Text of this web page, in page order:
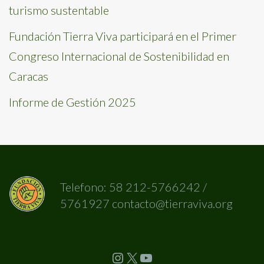
turismo sustentable
Fundación Tierra Viva participará en el Primer
Congreso Internacional de Sostenibilidad en
Caracas
Informe de Gestión 2025
Telefono: 58 212-5766242 /
5761927 contacto@tierraviva.org
Instagram X YouTube